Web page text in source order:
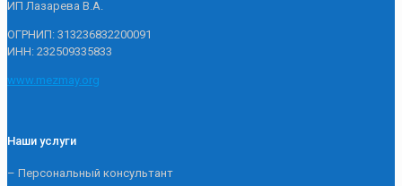
ИП Лазарева В.А.
ОГРНИП: 313236832200091
ИНН: 232509335833
www.mezmay.org
Наши услуги
– Персональный консультант